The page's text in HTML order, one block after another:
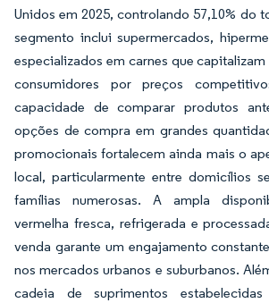
Unidos em 2025, controlando 57,10% do
segmento inclui supermercados,
especializados em carnes que
consumidores por preços
capacidade de comparar produtos
opções de compra em grandes
promocionais fortalecem ainda mais o
local, particularmente entre domicílios
famílias numerosas. A ampla
vermelha fresca, refrigerada e
venda garante um engajamento
nos mercados urbanos e suburbanos.
cadeia de suprimentos